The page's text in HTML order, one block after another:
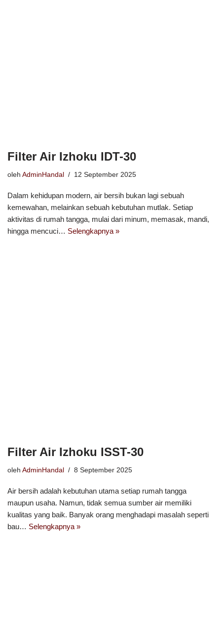
Filter Air Izhoku IDT-30
oleh AdminHandal 12 September 2025
Dalam kehidupan modern, air bersih bukan lagi sebuah
kemewahan, melainkan sebuah kebutuhan mutlak. Setiap
aktivitas di rumah tangga, mulai dari minum, memasak, mandi,
hingga mencuci… Selengkapnya »
Filter Air Izhoku ISST-30
oleh AdminHandal 8 September 2025
Air bersih adalah kebutuhan utama setiap rumah tangga
maupun usaha. Namun, tidak semua sumber air memiliki
kualitas yang baik. Banyak orang menghadapi masalah seperti
bau… Selengkapnya »